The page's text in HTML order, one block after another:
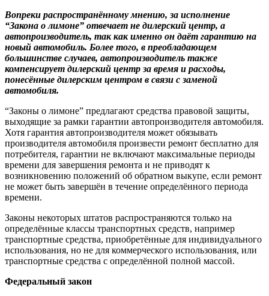
Вопреки распространённому мнению, за исполнение
“Закона о лимоне” отвечает не дилерский центр, а
автопроизводитель, так как именно он даёт гарантию на
новый автомобиль. Более того, в преобладающем
большинстве случаев, автопроизводитель также
компенсирует дилерский центр за время и расходы,
понесённые дилерским центром в связи с заменой
автомобиля.
“Законы о лимоне” предлагают средства правовой защиты,
выходящие за рамки гарантии автопроизводителя автомобиля.
Хотя гарантия автопроизводителя может обязывать
производителя автомобиля произвести ремонт бесплатно для
потребителя, гарантии не включают максимальные периоды
времени для завершения ремонта и не приводят к
возникновению положений об обратном выкупе, если ремонт
не может быть завершён в течение определённого периода
времени.
Законы некоторых штатов распространяются только на
определённые классы транспортных средств, например
транспортные средства, приобретённые для индивидуального
использования, но не для коммерческого использования, или
транспортные средства с определённой полной массой.
Федеральный закон